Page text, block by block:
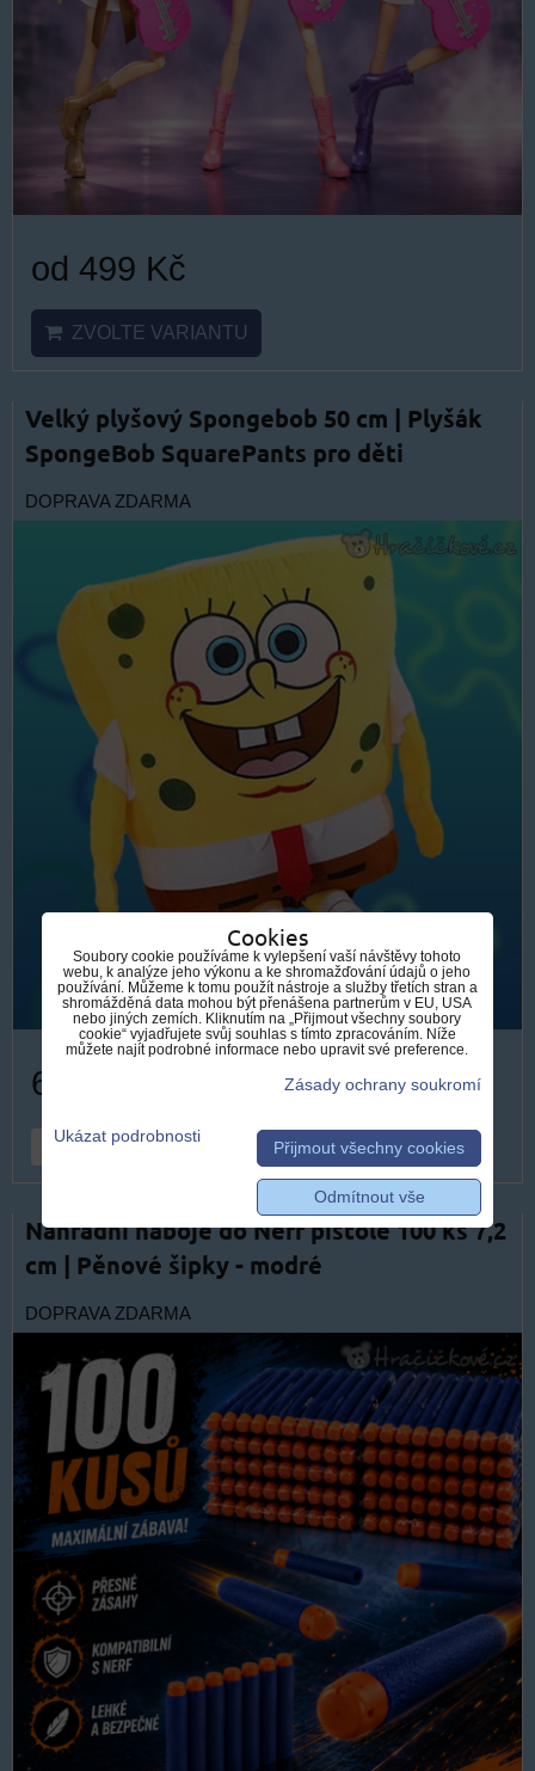
od 499 Kč
ZVOLTE VARIANTU
Velký plyšový Spongebob 50 cm | Plyšák
SpongeBob SquarePants pro děti
DOPRAVA ZDARMA
609 Kč
ks DO KOŠÍKU
Náhradní náboje do Nerf pistole 100 ks 7,2
cm | Pěnové šipky - modré
DOPRAVA ZDARMA
Cookies
Soubory cookie používáme k vylepšení vaší návštěvy tohoto
webu, k analýze jeho výkonu a ke shromažďování údajů o jeho
používání. Můžeme k tomu použít nástroje a služby třetích stran a
shromážděná data mohou být přenášena partnerům v EU, USA
nebo jiných zemích. Kliknutím na „Přijmout všechny soubory
cookie“ vyjadřujete svůj souhlas s tímto zpracováním. Níže
můžete najít podrobné informace nebo upravit své preference.
Zásady ochrany soukromí
Ukázat podrobnosti
Přijmout všechny cookies
Odmítnout vše